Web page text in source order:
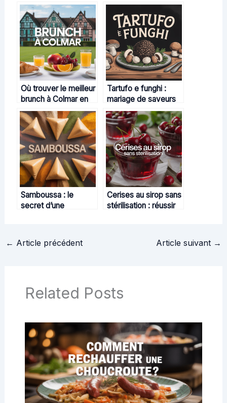
Où trouver le meilleur
brunch à Colmar en
2024
Tartufo e funghi :
mariage de saveurs
en cuisine italienne
Samboussa : le
secret d’une
Cerises au sirop sans
stérilisation : réussir
← Article précédent Article suivant →
Related Posts